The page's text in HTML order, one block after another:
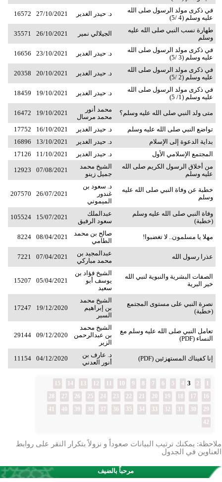
في ذكرى مولد الرسول صلى الله
عليه وسلم (4 /5)
د. حيدر الغدير 27/10/2021
16572
طهارة نسب النبي صلى الله عليه
وسلم
الجيلالي نمير 26/10/2021
35571
في ذكرى مولد الرسول صلى الله
عليه وسلم (3 /5)
د. حيدر الغدير 23/10/2021
16656
في ذكرى مولد الرسول صلى الله
عليه وسلم (2 /5)
د. حيدر الغدير 20/10/2021
20358
في ذكرى مولد الرسول صلى الله
عليه وسلم (1/ 5)
د. حيدر الغدير 19/10/2021
18459
متى ولد النبي صلى الله عليه وسلم؟
محمد أنور
محمد مرسال
19/10/2021
16472
تواضع النبي صلى الله عليه وسلم د. حيدر الغدير 16/10/2021
17752
بداية الدعوة إلى الإسلام
د. حيدر الغدير 13/10/2021
16896
المجتمع الإسلامي الأول
د. حيدر الغدير 11/10/2021
17126
من أخلاق الرسول الكريم صلى الله
عليه وسلم
الشيخ محمد
جميل زينو
07/08/2021
12923
خطبة عن وفاة النبي صلى الله عليه
وسلم
د. سعود بن
غندور
الميموني
26/07/2021
207570
وفاة النبي صلى الله عليه وسلم
(خطبة)
عبدالملك
سعود الرفيق
15/07/2021
105524
مهلا يا مسلمون.. لا تغضبوا!
صالح بن محمد
الطامي
08/04/2021
8224
عذرا رسول الله
عبدالمجيد بن
محمد مباركي
07/04/2021
7221
الصفات البشرية والنبوية لنبي الله
خير البرية
الشيخ فؤاد بن
يوسف أبو
سعيد
05/04/2021
15207
نصرة النبي على مستوى المجتمع
(خطبة)
الشيخ محمد
بن إبراهيم
السبر
19/12/2020
17247
تعامل النبي صلى الله عليه وسلم مع
النساء (PDF)
الشيخ محمد
بن عبدالرحمن
الزير
09/12/2020
29144
إنا كفيناك المستهزئين (PDF)
د. عارف بن
أنور العدني
04/12/2020
11154
2
4
5
6
7
8
9
12
13
14
15
16
17
18
19
20
21
22
23
24
25
26
27
28
29
30
31
32
33
34
35
36
37
38
39
40
41
42
ملاحظة: يمكنك ترتيب البيانات صعوداً و نزولاً بتكرار النقر على روابط
العناوين في الجدول
مرحباً بالضيف